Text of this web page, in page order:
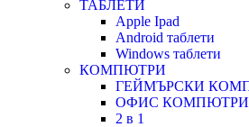
ТАБЛЕТИ
Apple Ipad
Android таблети
Windows таблети
КОМПЮТРИ
ГЕЙМЪРСКИ
ОФИС КОМПЮТРИ
2 в 1